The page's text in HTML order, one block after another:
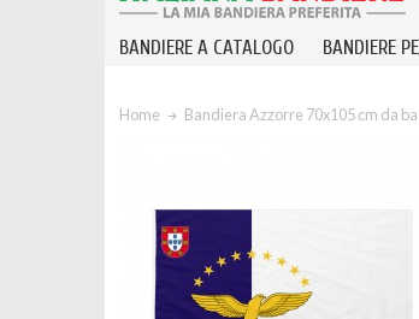
BANDIERE A CATALOGO BANDIERE
Home Bandiera Azzorre 70x105 cm da